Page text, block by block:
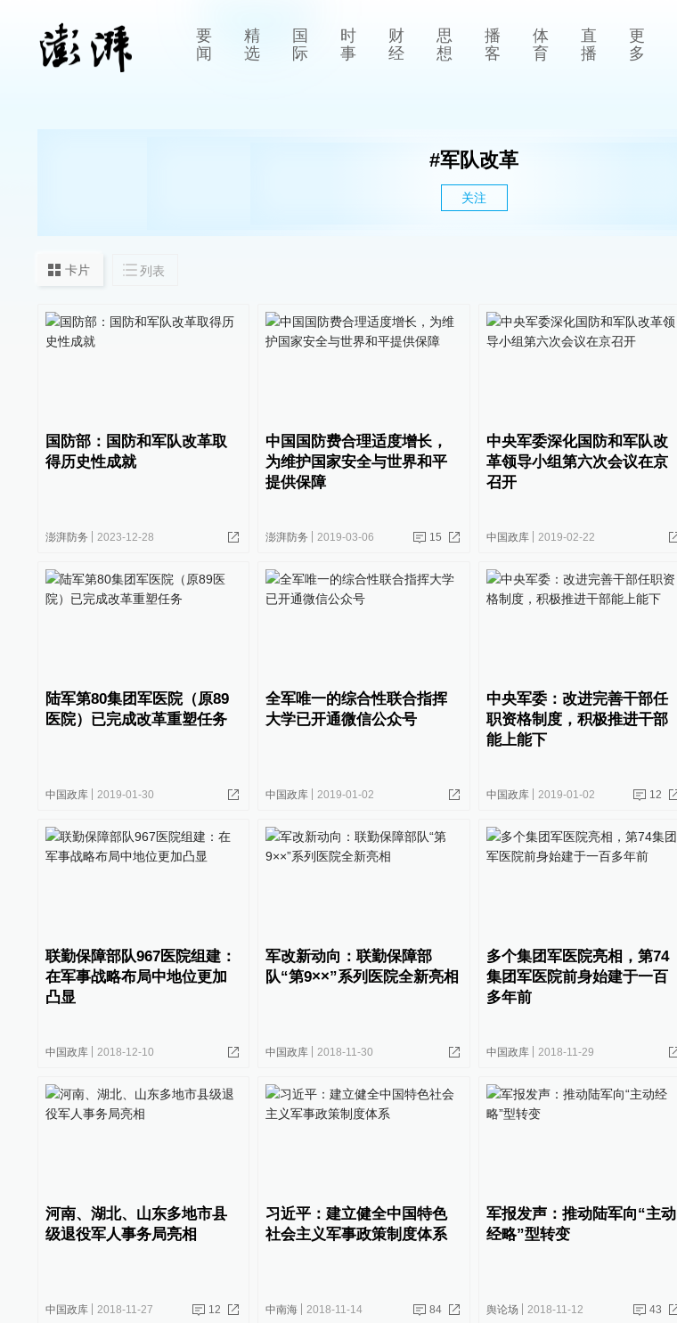
要
闻
精
选
国
际
时
事
财
经
思
想
播
客
体
育
直
播
更
多
#军队改革
关注
卡片 列表
国防部：国防和军队改革取
得历史性成就
澎湃防务 2023-12-28
中国国防费合理适度增长，
为维护国家安全与世界和平
提供保障
澎湃防务 2019-03-06 15
中央军委深化国防和军队改
革领导小组第六次会议在京
召开
中国政库 2019-02-22
陆军第80集团军医院（原89
医院）已完成改革重塑任务
中国政库 2019-01-30
全军唯一的综合性联合指挥
大学已开通微信公众号
中国政库 2019-01-02
中央军委：改进完善干部任
职资格制度，积极推进干部
能上能下
中国政库 2019-01-02 12
联勤保障部队967医院组建：
在军事战略布局中地位更加
凸显
中国政库 2018-12-10
军改新动向：联勤保障部
队“第9××”系列医院全新亮相
中国政库 2018-11-30
多个集团军医院亮相，第74
集团军医院前身始建于一百
多年前
中国政库 2018-11-29
河南、湖北、山东多地市县
级退役军人事务局亮相
中国政库 2018-11-27 12
习近平：建立健全中国特色
社会主义军事政策制度体系
中南海 2018-11-14 84
军报发声：推动陆军向“主动
经略”型转变
舆论场 2018-11-12 43